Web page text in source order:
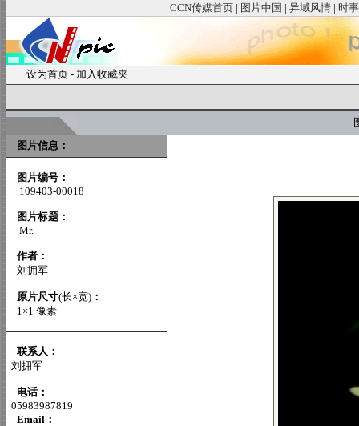
CCN传媒首页 | 图片中国 | 异域风情 | 时
设为首页 - 加入收藏夹
图片信息：
图片编号：
109403-00018
图片标题：
Mr.
作者：
刘拥军
原片尺寸(长×宽) ：
1×1 像素
联系人：
刘拥军
电话：
05983987819
Email：